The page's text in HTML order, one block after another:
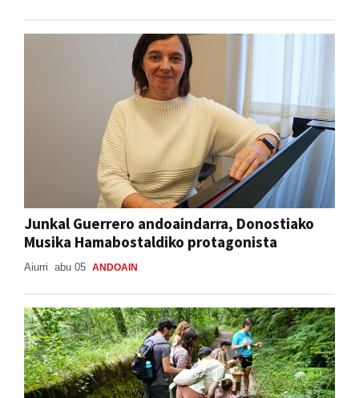
Junkal Guerrero andoaindarra, Donostiako
Musika Hamabostaldiko protagonista
Aiurri abu 05 ANDOAIN